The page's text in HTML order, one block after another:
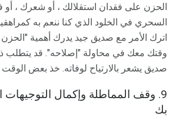
الحزن على فقدان استقلالك ، أو شعرك ، أو
السحري في الخلود الذي كنا ننعم به
اترك الأمر مع صديق جيد يدرك أهمية
وقتك معك في محاولة "إصلاحه". قد يتطلب
صديق يشعر بالارتياح لوفاته. خذ بعض
9. وقف المماطلة وإكمال
بك